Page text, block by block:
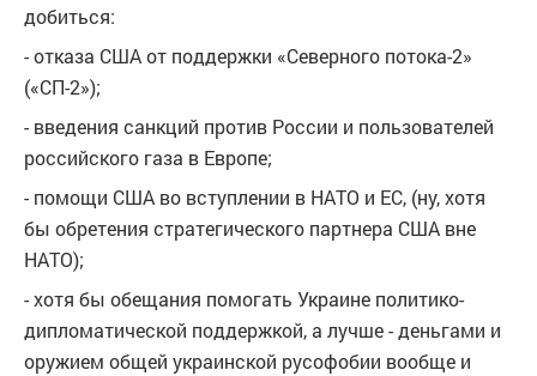
добиться:
- отказа США от поддержки «Северного потока-2»
(«СП-2»);
- введения санкций против России и пользователей
российского газа в Европе;
- помощи США во вступлении в НАТО и ЕС, (ну, хотя
бы обретения стратегического партнера США вне
НАТО);
- хотя бы обещания помогать Украине политико-
дипломатической поддержкой, а лучше - деньгами и
оружием общей украинской русофобии вообще и